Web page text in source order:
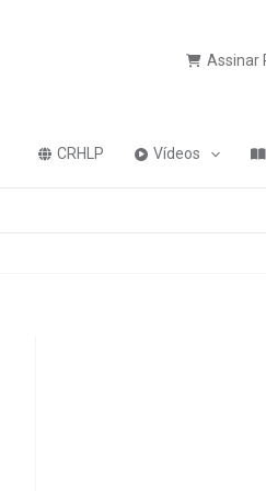
Assinar
CRHLP Vídeos